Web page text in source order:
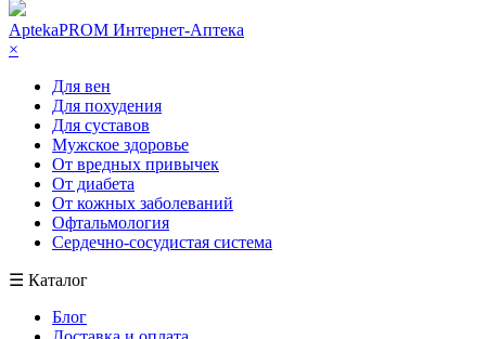
AptekaPROM Интернет-Аптека
×
Для вен
Для похудения
Для суставов
Мужское здоровье
От вредных привычек
От диабета
От кожных заболеваний
Офтальмология
Сердечно-сосудистая система
☰ Каталог
Блог